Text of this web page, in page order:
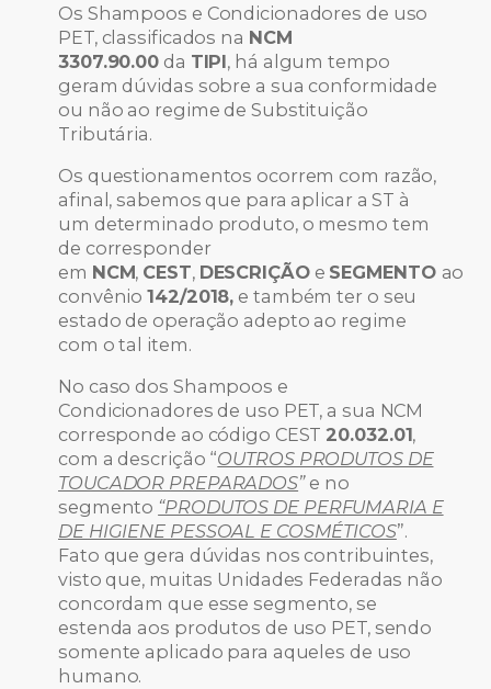
Os Shampoos e Condicionadores de uso
PET, classificados na NCM
3307.90.00 da TIPI, há algum tempo
geram dúvidas sobre a sua conformidade
ou não ao regime de Substituição
Tributária.
Os questionamentos ocorrem com razão,
afinal, sabemos que para aplicar a ST à
um determinado produto, o mesmo tem
de corresponder
em NCM, CEST, DESCRIÇÃOe SEGMENTO ao
convênio142/2018, e também ter o seu
estado de operação adepto ao regime
com o tal item.
No caso dos Shampoos e
Condicionadores de uso PET, a sua NCM
corresponde ao código CEST 20.032.01,
com a descrição “OUTROS PRODUTOS DE
TOUCADOR PREPARADOS” e no
segmento “PRODUTOS DE PERFUMARIA E
DE HIGIENE PESSOAL E COSMÉTICOS”.
Fato que gera dúvidas nos contribuintes,
visto que, muitas Unidades Federadas não
concordam que esse segmento, se
estenda aos produtos de uso PET, sendo
somente aplicado para aqueles de uso
humano.